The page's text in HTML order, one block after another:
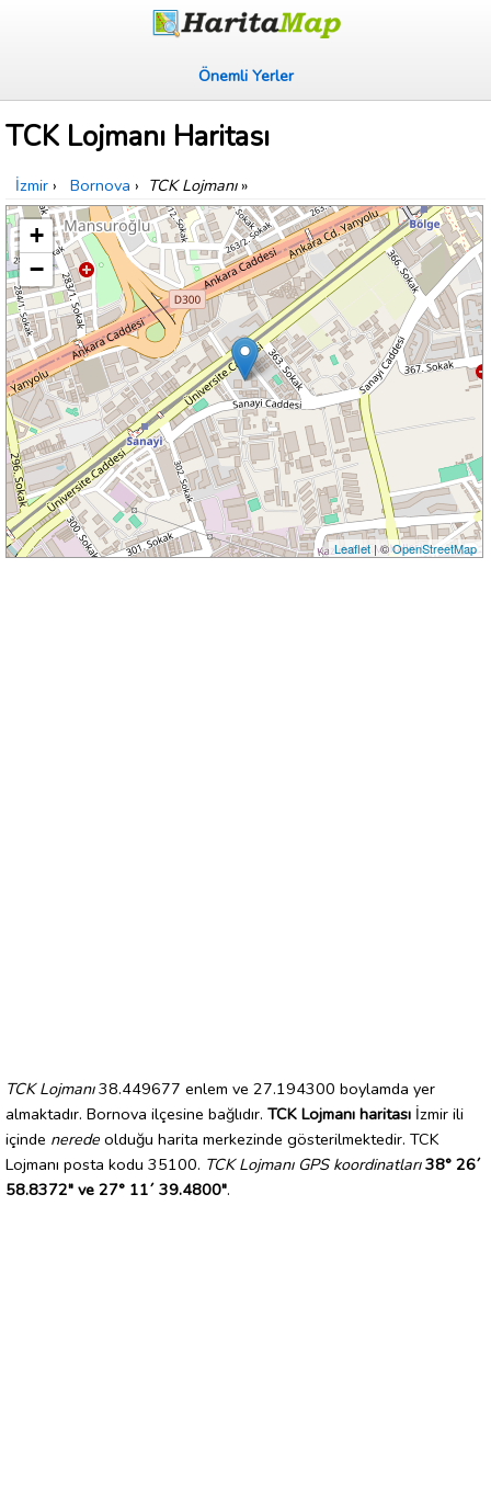
Önemli Yerler
TCK Lojmanı Haritası
İzmir › Bornova › TCK Lojmanı»
+
−
Leaflet| ©OpenStreetMap
TCK Lojmanı38.449677 enlem ve 27.194300 boylamda yer
almaktadır. Bornova ilçesine bağlıdır. TCK Lojmanı haritası İzmir ili
içinde nerede olduğu harita merkezinde gösterilmektedir. TCK
Lojmanı posta kodu 35100. TCK Lojmanı GPS koordinatları 38° 26´
58.8372" ve 27° 11´ 39.4800".